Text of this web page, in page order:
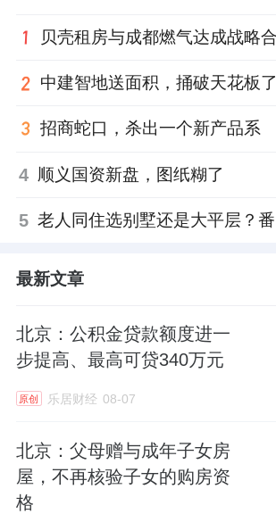
中建智地送面积，捅破天花板了
招商蛇口，杀出一个新产品系
4 顺义国资新盘，图纸糊了
5
最新文章
北京：公积金贷款额度进一
步提高、最高可贷340万元
原创 乐居财经 08-07
北京：父母赠与成年子女房
屋，不再核验子女的购房资
格